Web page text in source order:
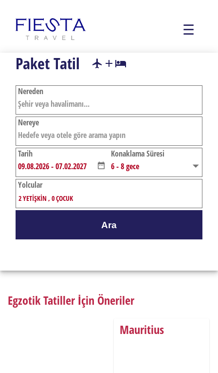
☰
Paket Tatil flightaddhotel
Nereden
Nereye
Tarih Konaklama Süresi
Yolcular
2YETIŞKIN , 0ÇOCUK
Ara
Egzotik Tatiller İçin Öneriler
Mauritius